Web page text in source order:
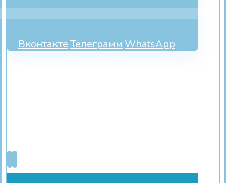
ВконтактеТелеграмм WhatsApp